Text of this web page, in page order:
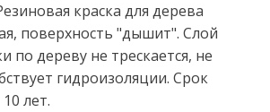
краска для дерева
поверхность "дышит". Слой
по дереву не трескается, не
гидроизоляции. Срок
лет.